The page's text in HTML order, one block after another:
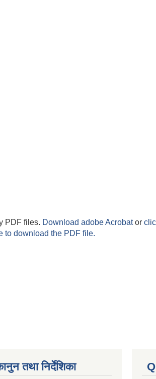
PDF files. Download adobe Acrobator
to download the PDF file.
तथा निर्देशिका